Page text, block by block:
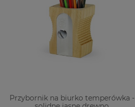
Przybornik na biurko temperówka -